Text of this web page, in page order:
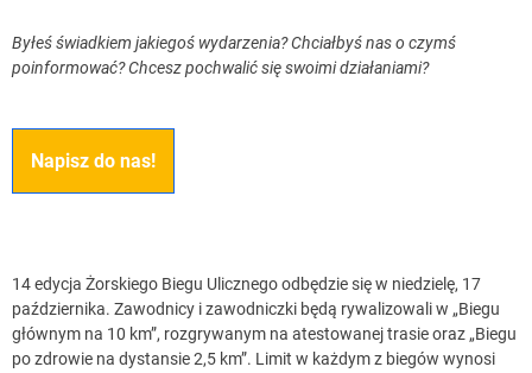
Byłeś świadkiem jakiegoś wydarzenia? Chciałbyś nas o czymś
poinformować? Chcesz pochwalić się swoimi działaniami?
Napisz do nas!
14 edycja Żorskiego Biegu Ulicznego odbędzie się w niedzielę, 17
października. Zawodnicy i zawodniczki będą rywalizowali w „Biegu
głównym na 10 km”, rozgrywanym na atestowanej trasie oraz „Biegu
po zdrowie na dystansie 2,5 km”. Limit w każdym z biegów wynosi